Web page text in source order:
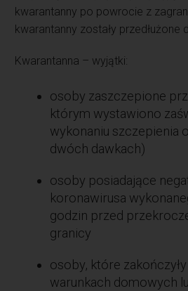
kwarantanny po powrocie z
kwarantanny zostały przedłużone
Kwarantanna – wyjątki:
osoby zaszczepione
którym wystawiono
wykonaniu szczepienia
dwóch dawkach)
osoby posiadające
koronawirusa
godzin przed
granicy
osoby, które
warunkach domowych